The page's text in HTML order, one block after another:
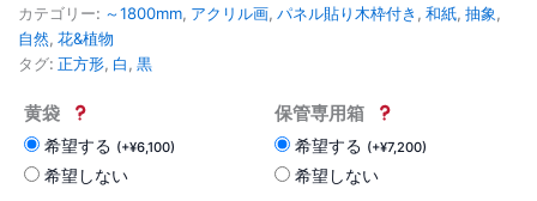
カテゴリー: ～1800mm, アクリル画, パネル貼り木枠付き , 和紙, 抽象 ,
自然, 花&植物
タグ: 正方形, 白 , 黒
黄袋
希望する (+¥6,100)
希望しない
保管専用箱
希望する (+¥7,200)
希望しない